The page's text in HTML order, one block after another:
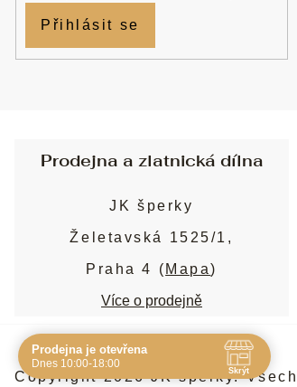
Přihlásit se
Prodejna a zlatnická dílna
JK šperky
Želetavská 1525/1,
Praha 4 ( Mapa)
Více o prodejně
Copyright 2026JK šperky.
Prodejna je otevřena
Dnes 10:00-18:00
Skrýt
Navštivte nás osobně